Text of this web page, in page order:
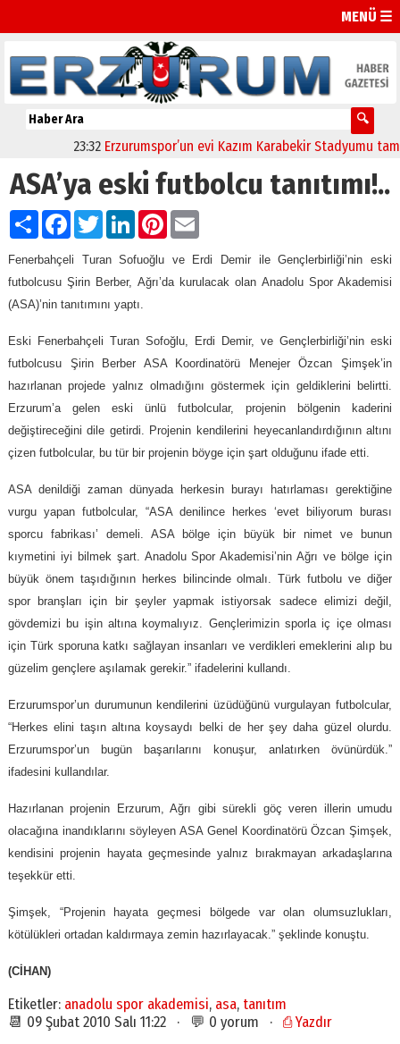
MENÜ ☰
23:32 Erzurumspor’un evi Kazım Karabekir Stadyumu tam
ASA’ya eski futbolcu tanıtımı!..
PaylaşFacebook
TwitterLinkedIn
Pinterest
Email
Fenerbahçeli Turan Sofuoğlu ve Erdi Demir ile Gençlerbirliği’nin eski
futbolcusu Şirin Berber, Ağrı’da kurulacak olan Anadolu Spor Akademisi
(ASA)’nin tanıtımını yaptı.
Eski Fenerbahçeli Turan Sofoğlu, Erdi Demir, ve Gençlerbirliği’nin eski
futbolcusu Şirin Berber ASA Koordinatörü Menejer Özcan Şimşek’in
hazırlanan projede yalnız olmadığını göstermek için geldiklerini belirtti.
Erzurum’a gelen eski ünlü futbolcular, projenin bölgenin kaderini
değiştireceğini dile getirdi. Projenin kendilerini heyecanlandırdığının altını
çizen futbolcular, bu tür bir projenin böyge için şart olduğunu ifade etti.
ASA denildiği zaman dünyada herkesin burayı hatırlaması gerektiğine
vurgu yapan futbolcular, “ASA denilince herkes ‘evet biliyorum burası
sporcu fabrikası’ demeli. ASA bölge için büyük bir nimet ve bunun
kıymetini iyi bilmek şart. Anadolu Spor Akademisi’nin Ağrı ve bölge için
büyük önem taşıdığının herkes bilincinde olmalı. Türk futbolu ve diğer
spor branşları için bir şeyler yapmak istiyorsak sadece elimizi değil,
gövdemizi bu işin altına koymalıyız. Gençlerimizin sporla iç içe olması
için Türk sporuna katkı sağlayan insanları ve verdikleri emeklerini alıp bu
güzelim gençlere aşılamak gerekir.” ifadelerini kullandı.
Erzurumspor’un durumunun kendilerini üzüdüğünü vurgulayan futbolcular,
“Herkes elini taşın altına koysaydı belki de her şey daha güzel olurdu.
Erzurumspor’un bugün başarılarını konuşur, anlatırken övünürdük.”
ifadesini kullandılar.
Hazırlanan projenin Erzurum, Ağrı gibi sürekli göç veren illerin umudu
olacağına inandıklarını söyleyen ASA Genel Koordinatörü Özcan Şimşek,
kendisini projenin hayata geçmesinde yalnız bırakmayan arkadaşlarına
teşekkür etti.
Şimşek, “Projenin hayata geçmesi bölgede var olan olumsuzlukları,
kötülükleri ortadan kaldırmaya zemin hazırlayacak.” şeklinde konuştu.
(CİHAN)
Etiketler: anadolu spor akademisi, asa, tanıtım
📆 09 Şubat 2010 Salı 11:22 · 💬 0 yorum · ⎙ Yazdır